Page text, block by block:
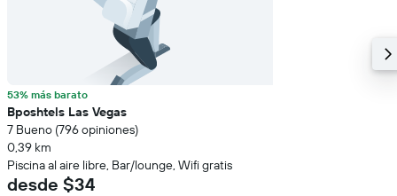
53% más barato
Bposhtels Las Vegas
7 Bueno (796 opiniones)
0,39 km
Piscina al aire libre, Bar/lounge, Wifi gratis
desde $34